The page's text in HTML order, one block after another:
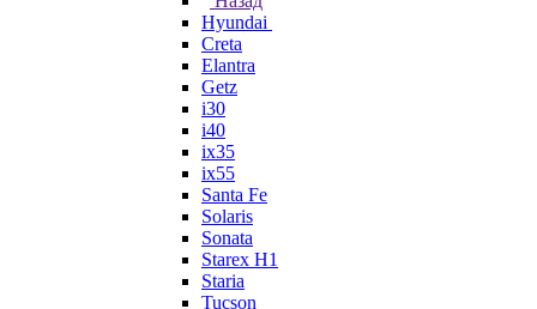
Hyundai
Creta
Elantra
Getz
i30
i40
ix35
ix55
Santa Fe
Solaris
Sonata
Starex H1
Staria
Tucson